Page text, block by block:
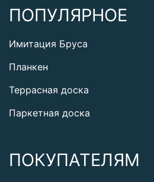
ПОПУЛЯРНОЕ
Имитация Бруса
Планкен
Террасная доска
Паркетная доска
ПОКУПАТЕЛЯМ